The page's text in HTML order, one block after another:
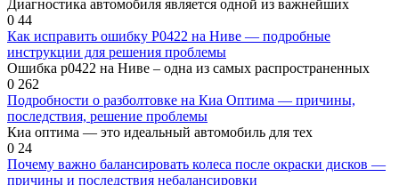
Диагностика автомобиля является одной из важнейших
0 44
Как исправить ошибку Р0422 на Ниве — подробные
инструкции для решения проблемы
Ошибка р0422 на Ниве – одна из самых распространенных
0 262
Подробности о разболтовке на Киа Оптима — причины,
последствия, решение проблемы
Киа оптима — это идеальный автомобиль для тех
0 24
Почему важно балансировать колеса после окраски дисков —
причины и последствия небалансировки